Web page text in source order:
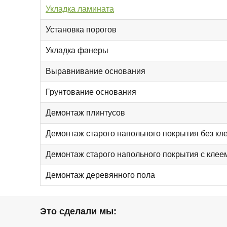
Укладка ламината
Установка порогов
Укладка фанеры
Выравнивание основания
Грунтование основания
Демонтаж плинтусов
Демонтаж старого напольного покрытия без
Демонтаж старого напольного покрытия с
Демонтаж деревянного пола
Это сделали мы: